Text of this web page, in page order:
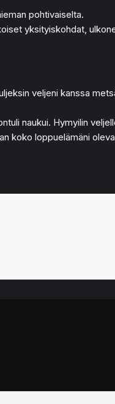
pohtivaiselta.
yksityiskohdat,
veljeni kanssa
naukui. Hymyilin
koko loppuelämäni